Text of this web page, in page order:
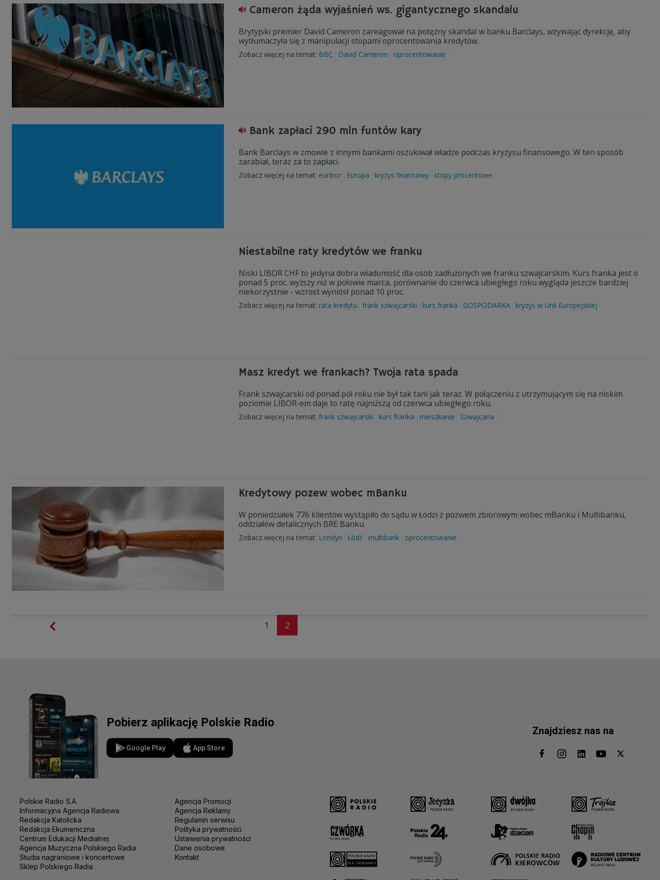
Cameron żąda wyjaśnień ws. gigantycznego skandalu
Brytyjski premier David Cameron zareagował na potężny skandal w banku Barclays, wzywając dyrekcję, aby
wytłumaczyła się z manipulacji stopami oprocentowania kredytów.
Zobacz więcej na temat: BBC David Cameron oprocentowanie
Bank zapłaci 290 mln funtów kary
Bank Barclays w zmowie z innymi bankami oszukiwał władze podczas kryzysu finansowego. W ten sposób
zarabiał, teraz za to zapłaci.
Zobacz więcej na temat: euribor Europa kryzys finansowy stopy procentowe
Niestabilne raty kredytów we franku
Niski LIBOR CHF to jedyna dobra wiadomość dla osób zadłużonych we franku szwajcarskim. Kurs franka jest o
ponad 5 proc. wyższy niż w połowie marca, porównanie do czerwca ubiegłego roku wygląda jeszcze bardziej
niekorzystnie - wzrost wyniósł ponad 10 proc.
Zobacz więcej na temat: rata kredytu frank szwajcarski kurs franka GOSPODARKA kryzys w Unii Europejskiej
Masz kredyt we frankach? Twoja rata spada
Frank szwajcarski od ponad pół roku nie był tak tani jak teraz. W połączeniu z utrzymującym się na niskim
poziomie LIBOR-em daje to ratę najniższą od czerwca ubiegłego roku.
Zobacz więcej na temat: frank szwajcarski kurs franka mieszkanie Szwajcaria
Kredytowy pozew wobec mBanku
W poniedziałek 776 klientów wystąpiło do sądu w Łodzi z pozwem zbiorowym wobec mBanku i Multibanku,
oddziałów detalicznych BRE Banku.
Zobacz więcej na temat: Londyn Łódź multibank oprocentowanie
1 2
Pobierz aplikację Polskie Radio
Google Play App Store
Znajdziesz nas na
Polskie Radio S.A.
Informacyjna Agencja Radiowa
Redakcja Katolicka
Redakcja Ekumeniczna
Centrum Edukacji Medialnej
Agencja Muzyczna Polskiego Radia
Studia nagraniowe i koncertowe
Sklep Polskiego Radia
Agencja Promocji
Agencja Reklamy
Regulamin serwisu
Polityka prywatności
Ustawienia prywatności
Dane osobowe
Kontakt